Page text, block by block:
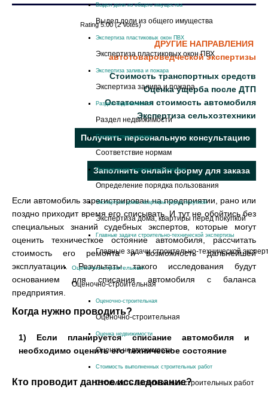
Выдел доли из общего имущества
Выдел доли из общего имущества
Экспертиза пластиковых окон ПВХ
Экспертиза пластиковых окон ПВХ
Экспертиза залива и пожара
Экспертиза залива и пожара
Раздел недвижимости
Раздел недвижимости
Соответствие нормам
Соответствие нормам
Определение порядка пользования
Определение порядка пользования
Экспертиза дома, квартиры перед покупкой
Экспертиза дома, квартиры перед покупкой
Главные задачи строительно-технической экспертизы
Главные задачи строительно-технической
Оценочно-строительная
Оценочно-строительная
Оценочно-строительная
Оценочно-строительная
Оценка недвижимости
Оценка недвижимости
Стоимость выполненных строительных работ
Стоимость выполненных строительных работ
Rating 5.00 (2 Votes)
ДРУГИЕ НАПРАВЛЕНИЯ
автотовароведческой экспертизы
Стоимость транспортных средств
Оценка ущерба после ДТП
Остаточная стоимость автомобиля
Экспертиза сельхозтехники
Получить персональную консультацию
Заполнить онлайн форму для заказа
Если автомобиль зарегистрирован на предприятии, рано или
поздно приходит время его списывать. И тут не обойтись без
специальных знаний судебных экспертов, которые могут
оценить техничесткое остояние автомобиля, рассчитать
стоимость его ремонта и возможность дальнейшей
эксплуатации. Результаты такого исследования будут
основанием для списания автомобиля с баланса
предприятия.
Когда нужно проводить?
1) Если планируется списание автомобиля и
необходимо оценить его техническое состояние
Кто проводит данное исследование?
Яка вартість матеріального збитку
Ignis, реєстраційний номер: АІ 5408 ЕН,
Яка вартість матеріального збитку
Ignis, реєстраційний номер: АІ 5408 ЕН,